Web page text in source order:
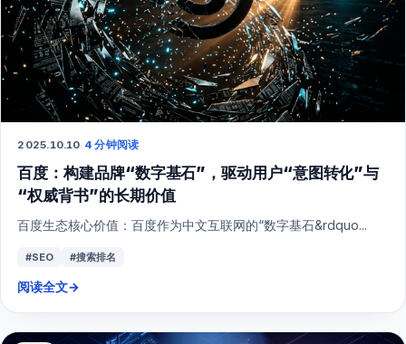
2025.10.10·4 分钟阅读
百度：构建品牌“数字基石”，驱动用户“意图转化”与
“权威背书”的长期价值
百度生态核心价值：百度作为中文互联网的“数字基石&rdquo...
#SEO #搜索排名
阅读全文→